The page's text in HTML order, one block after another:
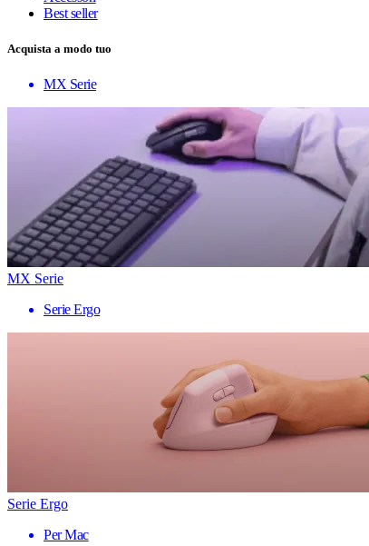
Best seller
Acquista a modo tuo
MX Serie
MX Serie
Serie Ergo
Serie Ergo
Per Mac